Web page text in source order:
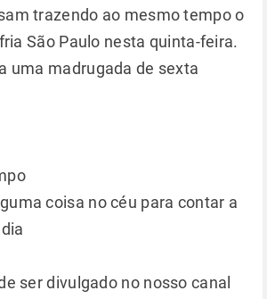
trazendo ao mesmo tempo o
São Paulo nesta quinta-feira.
uma madrugada de sexta
coisa no céu para contar a
ser divulgado no nosso canal